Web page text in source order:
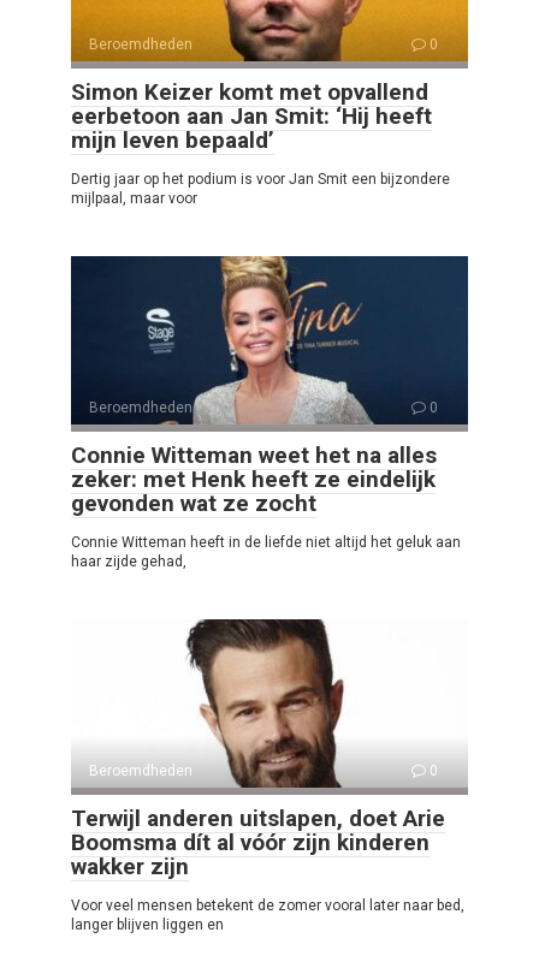
Beroemdheden 0
Simon Keizer komt met opvallend
eerbetoon aan Jan Smit: ‘Hij heeft
mijn leven bepaald’
Dertig jaar op het podium is voor Jan Smit een bijzondere
mijlpaal, maar voor
Beroemdheden 0
Connie Witteman weet het na alles
zeker: met Henk heeft ze eindelijk
gevonden wat ze zocht
Connie Witteman heeft in de liefde niet altijd het geluk aan
haar zijde gehad,
Beroemdheden 0
Terwijl anderen uitslapen, doet Arie
Boomsma dít al vóór zijn kinderen
wakker zijn
Voor veel mensen betekent de zomer vooral later naar bed,
langer blijven liggen en